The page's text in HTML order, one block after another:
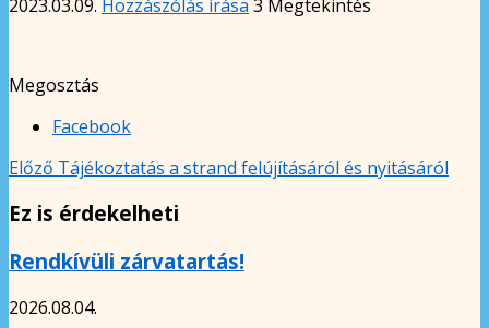
2023.03.09. Hozzászólás írása 3 Megtekintés
Megosztás
Facebook
Előző Tájékoztatás a strand felújításáról és nyitásáról
Ez is érdekelheti
Rendkívüli zárvatartás!
2026.08.04.